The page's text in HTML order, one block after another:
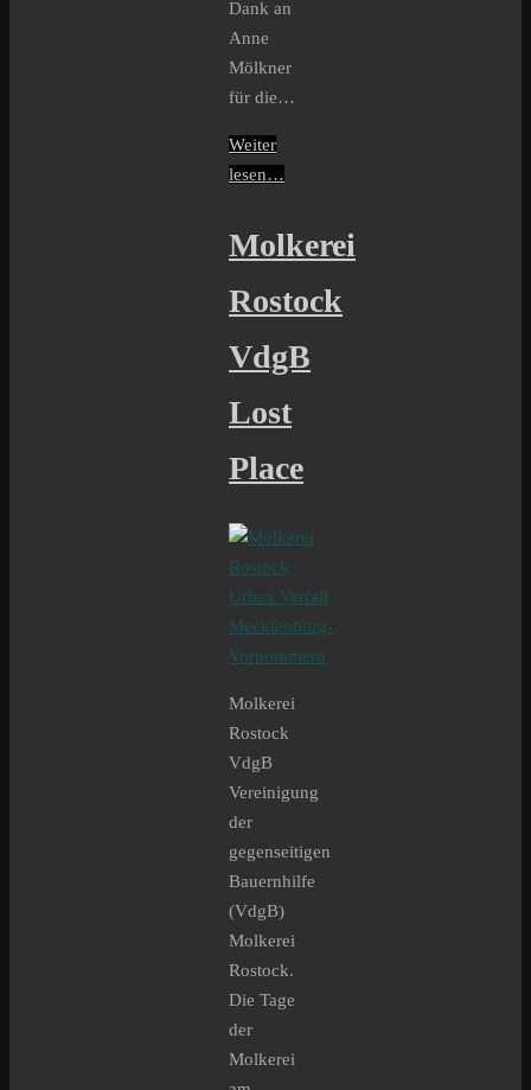
Dank an
Anne
Mölkner
für die…
Weiter
lesen…
Molkerei
Rostock
VdgB
Lost
Place
Molkerei
Rostock
VdgB
Vereinigung
der
gegenseitigen
Bauernhilfe
(VdgB)
Molkerei
Rostock.
Die Tage
der
Molkerei